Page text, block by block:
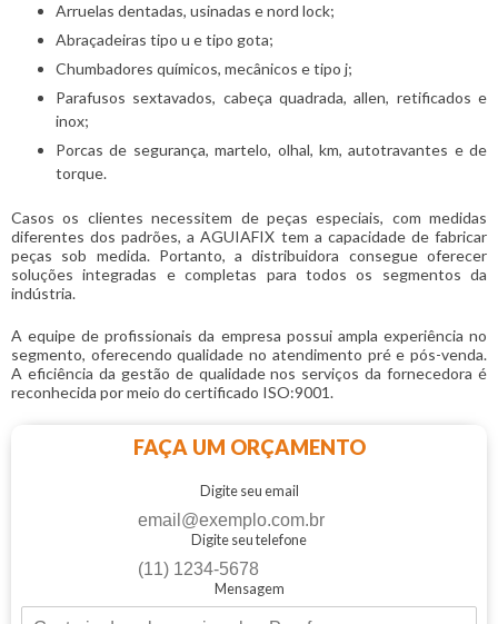
Arruelas dentadas, usinadas e nord lock;
Abraçadeiras tipo u e tipo gota;
Chumbadores químicos, mecânicos e tipo j;
Parafusos sextavados, cabeça quadrada, allen, retificados e
inox;
Porcas de segurança, martelo, olhal, km, autotravantes e de
torque.
Casos os clientes necessitem de peças especiais, com medidas
diferentes dos padrões, a AGUIAFIX tem a capacidade de fabricar
peças sob medida. Portanto, a distribuidora consegue oferecer
soluções integradas e completas para todos os segmentos da
indústria.
A equipe de profissionais da empresa possui ampla experiência no
segmento, oferecendo qualidade no atendimento pré e pós-venda.
A eficiência da gestão de qualidade nos serviços da fornecedora é
reconhecida por meio do certificado ISO:9001.
FAÇA UM ORÇAMENTO
Digite seu email
Digite seu telefone
Mensagem